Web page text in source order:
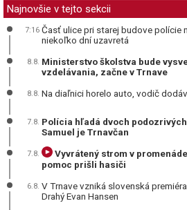
Najnovšie v tejto sekcii
7:16 Časť ulice pri starej budove polície
niekoľko dní uzavretá
8.8. Ministerstvo školstva bude
vzdelávania, začne v Trnave
8.8. Na diaľnici horelo auto, vodič
7.8. Polícia hľadá dvoch
Samuel je Trnavčan
7.8.
Vyvrátený strom v
pomoc prišli hasiči
6.8. V Trnave vzniká slovenská
Drahý Evan Hansen